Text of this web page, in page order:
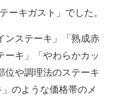
ーキガスト」でした。
ステーキ」「熟成赤
ーキ」「やわらかカッ
位や調理法のステーキ
のような価格帯のメ